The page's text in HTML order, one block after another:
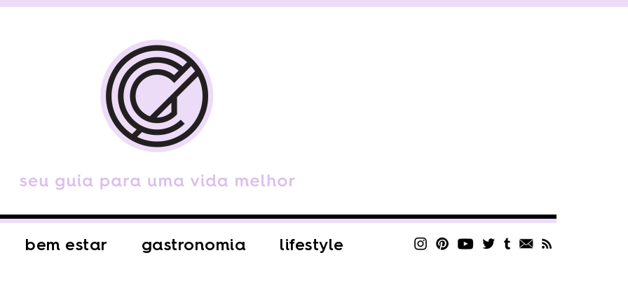
bem estar gastronomia lifestyle